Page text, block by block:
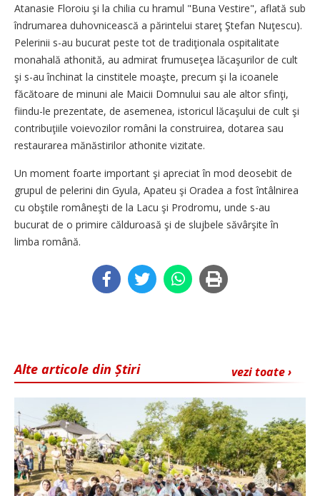
Atanasie Floroiu şi la chilia cu hramul "Buna Vestire", aflată sub
îndrumarea duhovnicească a părintelui stareţ Ştefan Nuţescu).
Pelerinii s-au bucurat peste tot de tradiţionala ospitalitate
monahală athonită, au admirat frumuseţea lăcaşurilor de cult
şi s-au închinat la cinstitele moaşte, precum şi la icoanele
făcătoare de minuni ale Maicii Domnului sau ale altor sfinţi,
fiindu-le prezentate, de asemenea, istoricul lăcaşului de cult şi
contribuţiile voievozilor români la construirea, dotarea sau
restaurarea mănăstirilor athonite vizitate.
Un moment foarte important şi apreciat în mod deosebit de
grupul de pelerini din Gyula, Apateu şi Oradea a fost întâlnirea
cu obştile româneşti de la Lacu şi Prodromu, unde s-au
bucurat de o primire călduroasă şi de slujbele săvârşite în
limba română.
vezi toate ›
Alte articole din Știri